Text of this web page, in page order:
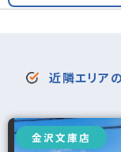
近隣エリア
金沢文庫店